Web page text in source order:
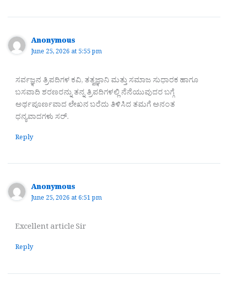
Anonymous
June 25, 2026 at 5:55 pm
ಸರ್ವಜ್ಞನ ತ್ರಿಪದಿಗಳ ಕವಿ, ತತ್ವಜ್ಞಾನಿ ಮತ್ತು ಸಮಾಜ ಸುಧಾರಕ ಹಾಗೂ
ಬಸವಾದಿ ಶರಣರನ್ನು ತನ್ನ ತ್ರಿಪದಿಗಳಲ್ಲಿ ನೆನೆಯುವುದರ ಬಗ್ಗೆ
ಅರ್ಥಪೂರ್ಣವಾದ ಲೇಖನ ಬರೆದು ತಿಳಿಸಿದ ತಮಗೆ ಅನಂತ
ಧನ್ಯವಾದಗಳು ಸರ್.
Reply
Anonymous
June 25, 2026 at 6:51 pm
Excellent article Sir
Reply